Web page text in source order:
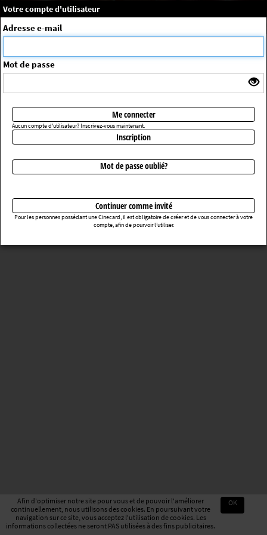
Afin d'optimiser notre site pour vous et de pouvoir l'améliorer
continuellement, nous utilisons des cookies. En poursuivant votre
navigation sur ce site, vous acceptez l'utilisation de cookies. Les
informations collectées ne seront PAS utilisées à des fins publicitaires.
OK
Message système
La séance choisie n'a pas été trouvée
Votre compte d'utilisateur
Adresse e-mail
Mot de passe
Me connecter
Aucun compte d'utilisateur? Inscrivez-vous maintenant.
Inscription
Mot de passe oublié?
Continuer comme invité
Pour les personnes possédant une Cinecard, il est obligatoire de créer et de vous connecter à votre
compte, afin de pourvoir l’utiliser.